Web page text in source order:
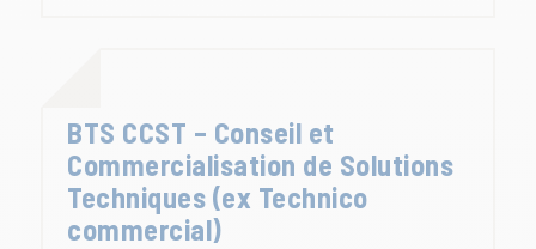
BTS CCST – Conseil et
Commercialisation de Solutions
Techniques (ex Technico
commercial)